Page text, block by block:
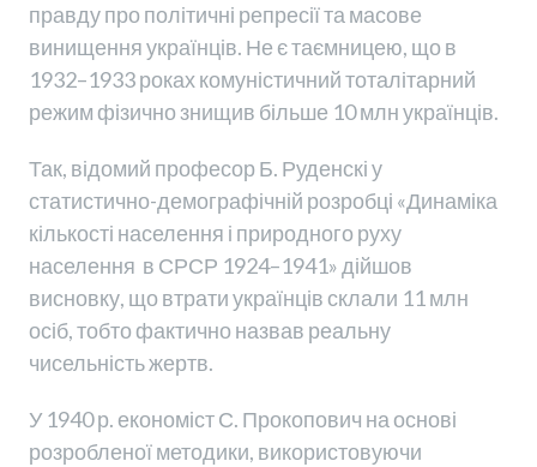
правду про політичні репресії та масове
винищення українців. Не є таємницею, що в
1932–1933 роках комуністичний тоталітарний
режим фізично знищив більше 10 млн українців.
Так, відомий професор Б. Руденскі у
статистично-демографічній розробці «Динаміка
кількості населення і природного руху
населення в СРСР 1924–1941» дійшов
висновку, що втрати українців склали 11 млн
осіб, тобто фактично назвав реальну
чисельність жертв.
У 1940 р. економіст С. Прокопович на основі
розробленої методики, використовуючи